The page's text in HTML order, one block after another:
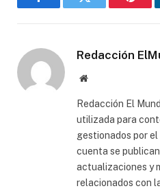
FacebookGorjeo
Redacción
Sitio
Redacción El
utilizada para
gestionados por
cuenta se
actualizaciones y
relacionados con